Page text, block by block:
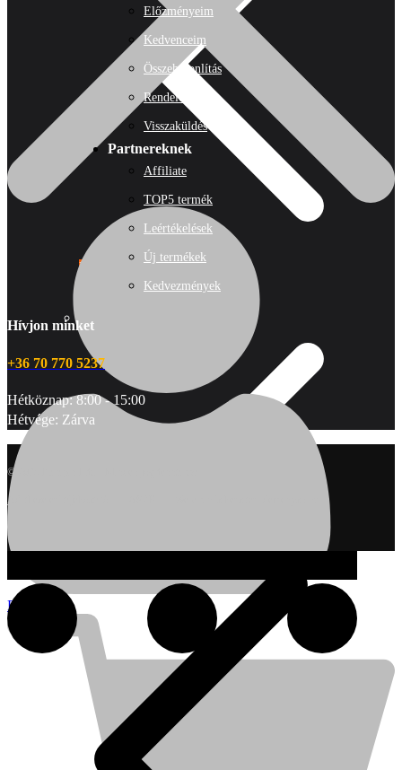
Népszerű!
Kihlberg
Fiók
Előzményeim
Kedvenceim
Összehasonlítás
Rendeléseim
Visszaküldés
Partnereknek
Affiliate
TOP5 termék
Leértékelések
Új termékek
Kedvezmények
Hívjon minket
+36 70 770 5237
Hétköznap: 8:00 - 15:00
Hétvége: Zárva
© 2025 Karapin Kft. - Minden jog fenntartva
Adatkezelési tájékoztató